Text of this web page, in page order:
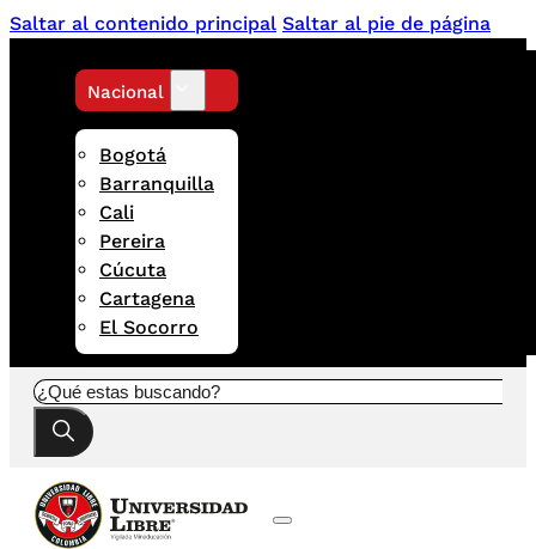
Saltar al contenido principal Saltar al pie de página
Nacional
Bogotá
Barranquilla
Cali
Pereira
Cúcuta
Cartagena
El Socorro
Buscar